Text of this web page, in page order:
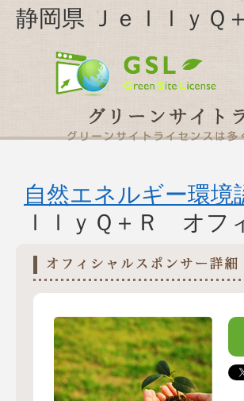
静岡県 ＪｅｌｌｙＱ
自然エネルギー環境
ｌｌｙＱ＋Ｒ オフ